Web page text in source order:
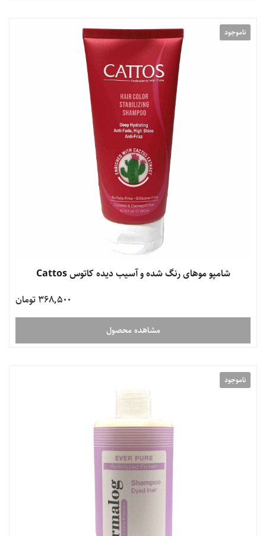
ناموجود
شامپو موهای رنگ شده و آسیب دیده کاتوس Cattos
368,500 تومان
مشاهده محصول
ناموجود